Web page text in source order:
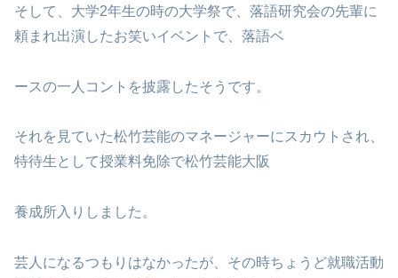
そして、大学2年生の時の大学祭で、落語研究会の先輩に
頼まれ出演したお笑いイベントで、落語ベ
ースの一人コントを披露したそうです。
それを見ていた松竹芸能のマネージャーにスカウトされ、
特待生として授業料免除で松竹芸能大阪
養成所入りしました。
芸人になるつもりはなかったが、その時ちょうど就職活動